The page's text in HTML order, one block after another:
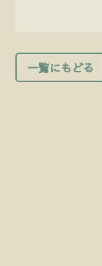
一覧にもどる